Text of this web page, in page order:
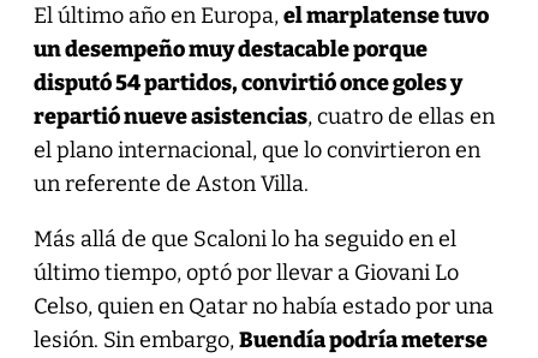
El último año en Europa,el marplatense tuvo
un desempeño muy destacable porque
disputó 54 partidos, convirtió once goles y
repartió nueve asistencias, cuatro de ellas en
el plano internacional, que lo convirtieron en
un referente de Aston Villa.
Más allá de que Scaloni lo ha seguido en el
último tiempo, optó por llevar a Giovani Lo
Celso, quien en Qatar no había estado por una
lesión. Sin embargo,Buendía podría meterse